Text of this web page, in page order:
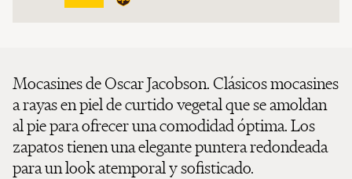
Mocasines de Oscar Jacobson. Clásicos mocasines
a rayas en piel de curtido vegetal que se amoldan
al pie para ofrecer una comodidad óptima. Los
zapatos tienen una elegante puntera redondeada
para un look atemporal y sofisticado.